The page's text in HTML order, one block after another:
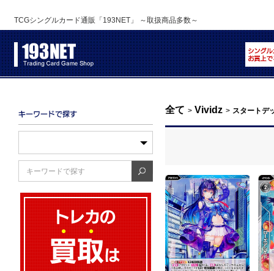
TCGシングルカード通販「193NET」 ～取扱商品多数～
全て > Vividz > スタートデ